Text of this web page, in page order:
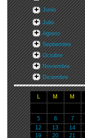
Junio
Julio
Agosto
Septiembre
Octubre
Noviembre
Diciembre
L M M
5
6 7
12
13 14
19
20 21